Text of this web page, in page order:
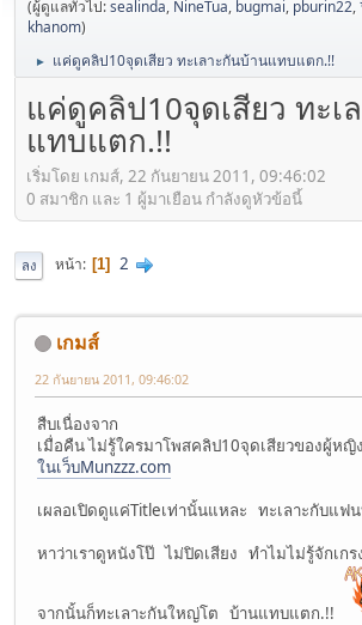
(ผู้ดูแลทั่วไป:sealinda, NineTua, bugmai, pburin22,
khanom)
► แค่ดูคลิป10จุดเสียว ทะเลาะกันบ้านแทบแตก.!!
แค่ดูคลิป10จุดเสียว ทะเ
แทบแตก.!!
เริ่มโดย เกมส์, 22 กันยายน 2011, 09:46:02
0 สมาชิก และ 1 ผู้มาเยือน กำลังดูหัวข้อนี้
ลง หน้า 1 2
เกมส์
22 กันยายน 2011, 09:46:02
สืบเนื่องจาก
เมื่อคืน ไม่รู้ใครมาโพสคลิป10จุดเสียวของผู้หญิ
ในเว็บMunzzz.com
เผลอเปิดดูแค่Titleเท่านั้นแหละ ทะเลาะกับแฟ
หาว่าเราดูหนังโป๊ ไม่ปิดเสียง ทำไมไม่รู้จักเกร
จากนั้นก็ทะเลาะกันใหญ่โต บ้านแทบแตก.!!